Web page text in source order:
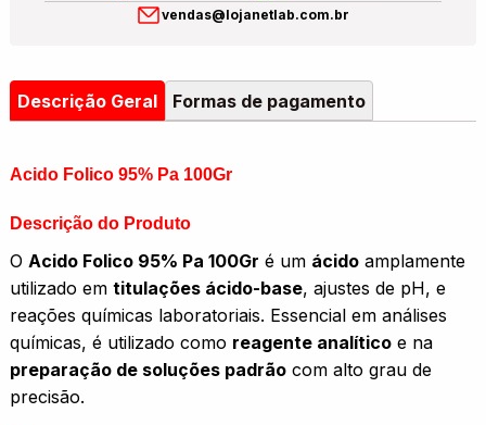
vendas@lojanetlab.com.br
Descrição Geral Formas de pagamento
Acido Folico 95% Pa 100Gr
Descrição do Produto
O Acido Folico 95% Pa 100Gr é um ácidoamplamente
utilizado em titulações ácido-base, ajustes de pH, e
reações químicas laboratoriais. Essencial em análises
químicas, é utilizado como reagente analíticoe na
preparação de soluções padrãocom alto grau de
precisão.